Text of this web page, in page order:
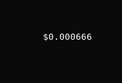
$0.000666